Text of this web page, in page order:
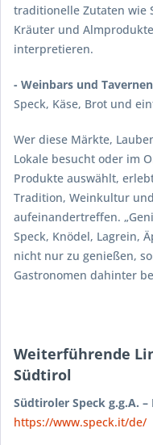
traditionelle Zutaten wie
Kräuter und
interpretieren.
- Weinbars und Tavernen
Speck, Käse, Brot und
Wer diese Märkte,
Lokale besucht oder im
Produkte auswählt,
Tradition, Weinkultur
aufeinandertreffen.
Speck, Knödel, Lagrein,
nicht nur zu genießen,
Gastronomen dahinter
Weiterführende
Südtirol
Südtiroler Speck g.g.A.
https://www.speck.it/de/